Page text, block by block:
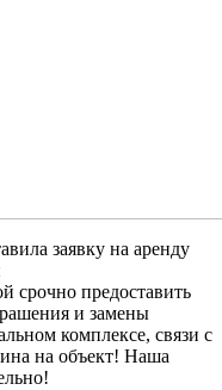
заявку на аренду
срочно предоставить
и замены
комплексе, связи с
на объект! Наша